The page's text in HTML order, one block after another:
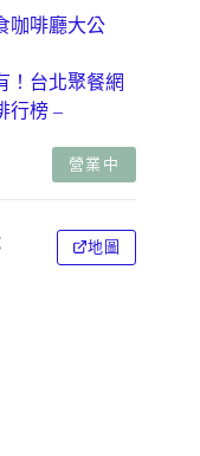
咖啡廳大公
！台北聚餐網
行榜 –
營業中
地圖